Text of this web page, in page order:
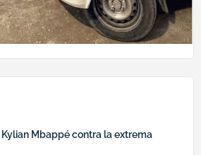
Mbappé contra la extrema